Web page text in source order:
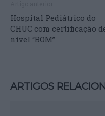
Hospital Pediátrico do
CHUC com certificação
nível “BOM”
ARTIGOS